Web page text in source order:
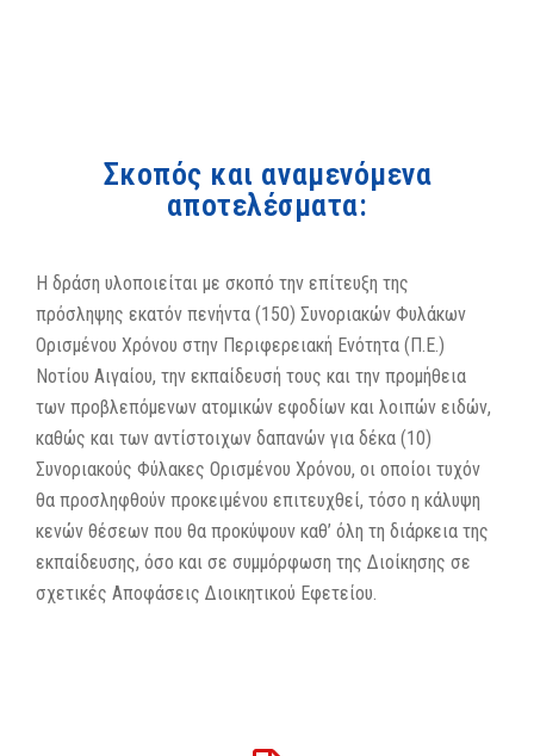
Σκοπός και αναμενόμενα
αποτελέσματα:
Η δράση υλοποιείται με σκοπό την επίτευξη της
πρόσληψης εκατόν πενήντα (150) Συνοριακών Φυλάκων
Ορισμένου Χρόνου στην Περιφερειακή Ενότητα (Π.Ε.)
Νοτίου Αιγαίου, την εκπαίδευσή τους και την προμήθεια
των προβλεπόμενων ατομικών εφοδίων και λοιπών ειδών,
καθώς και των αντίστοιχων δαπανών για δέκα (10)
Συνοριακούς Φύλακες Ορισμένου Χρόνου, οι οποίοι τυχόν
θα προσληφθούν προκειμένου επιτευχθεί, τόσο η κάλυψη
κενών θέσεων που θα προκύψουν καθ’ όλη τη διάρκεια της
εκπαίδευσης, όσο και σε συμμόρφωση της Διοίκησης σε
σχετικές Αποφάσεις Διοικητικού Εφετείου.